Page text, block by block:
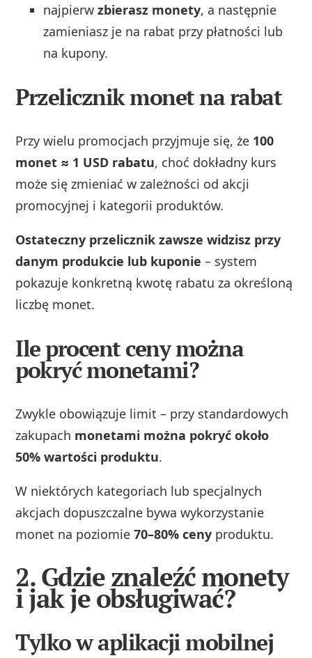
najpierwzbierasz monety, a następnie
zamieniasz je na rabat przy płatności lub
na kupony.
Przelicznik monet na rabat
Przy wielu promocjach przyjmuje się, że 100
monet ≈ 1 USD rabatu, choć dokładny kurs
może się zmieniać w zależności od akcji
promocyjnej i kategorii produktów.
Ostateczny przelicznik zawsze widzisz przy
danym produkcie lub kuponie – system
pokazuje konkretną kwotę rabatu za określoną
liczbę monet.
Ile procent ceny można
pokryć monetami?
Zwykle obowiązuje limit – przy standardowych
zakupach monetami można pokryć około
50% wartości produktu.
W niektórych kategoriach lub specjalnych
akcjach dopuszczalne bywa wykorzystanie
monet na poziomie70–80% ceny produktu.
2. Gdzie znaleźć monety
i jak je obsługiwać?
Tylko w aplikacji mobilnej